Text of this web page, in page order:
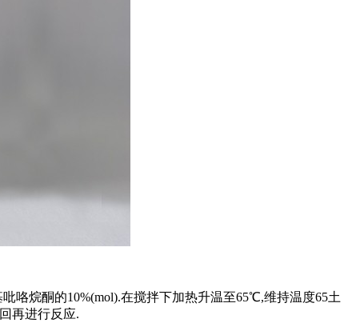
咯烷酮的10%(mol).在搅拌下加热升温至65℃,维持温度65土
再进行反应.